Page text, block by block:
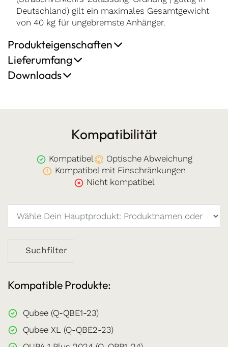
Deutschland) gilt ein maximales Gesamtgewicht
von 40 kg für ungebremste Anhänger.
Produkteigenschaften
Lieferumfang
Downloads
Kompatibilität
Kompatibel
Optische Abweichung
Kompatibel mit Einschränkungen
Nicht kompatibel
Suchfilter
Kompatible Produkte:
Qubee (Q-QBE1-23)
Qubee XL (Q-QBE2-23)